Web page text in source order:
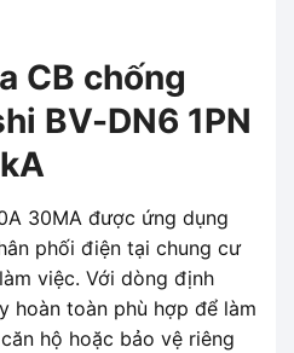
CB chống
BV-DN6 1PN
30MA được ứng dụng
phối điện tại chung cư
việc. Với dòng định
hoàn toàn phù hợp để làm
hộ hoặc bảo vệ riêng